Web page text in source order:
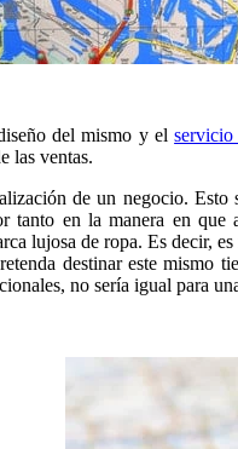
del mismo y el
las ventas.
de un negocio.
tanto en la manera en
lujosa de ropa. Es decir,
destinar este
no sería igual para